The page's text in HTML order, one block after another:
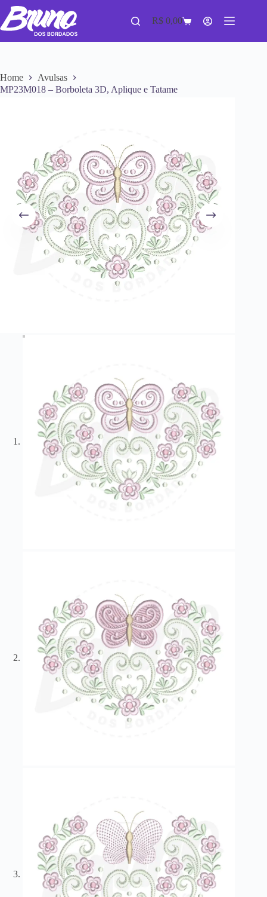
R$ 0,00
Home
Avulsas
MP23M018 – Borboleta 3D, Aplique e Tatame